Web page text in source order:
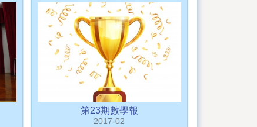
第23期數學報
2017-02